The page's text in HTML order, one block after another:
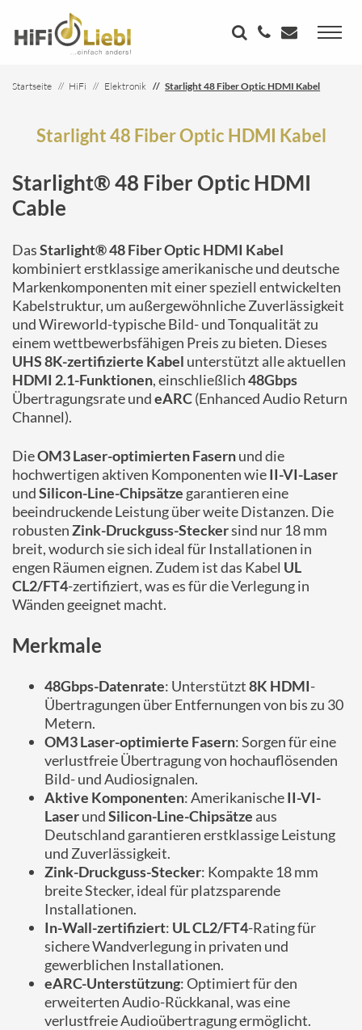
Startseite HiFi Elektronik Starlight 48 Fiber Optic HDMI Kabel
Starlight 48 Fiber Optic HDMI Kabel
Starlight® 48 Fiber Optic HDMI
Cable
DasStarlight® 48 Fiber Optic HDMI Kabel
kombiniert erstklassige amerikanische und deutsche
Markenkomponenten mit einer speziell entwickelten
Kabelstruktur, um außergewöhnliche Zuverlässigkeit
und Wireworld-typische Bild- und Tonqualität zu
einem wettbewerbsfähigen Preis zu bieten. Dieses
UHS 8K-zertifizierte Kabel unterstützt alle aktuellen
HDMI 2.1-Funktionen, einschließlich48Gbps
Übertragungsrate undeARC(Enhanced Audio Return
Channel).
DieOM3 Laser-optimierten Fasernund die
hochwertigen aktiven Komponenten wieII-VI-Laser
undSilicon-Line-Chipsätze garantieren eine
beeindruckende Leistung über weite Distanzen. Die
robustenZink-Druckguss-Steckersind nur 18 mm
breit, wodurch sie sich ideal für Installationen in
engen Räumen eignen. Zudem ist das Kabel UL
CL2/FT4-zertifiziert, was es für die Verlegung in
Wänden geeignet macht.
Merkmale
48Gbps-Datenrate: Unterstützt8K HDMI-
Übertragungen über Entfernungen von bis zu 30
Metern.
OM3 Laser-optimierte Fasern: Sorgen für eine
verlustfreie Übertragung von hochauflösenden
Bild- und Audiosignalen.
Aktive Komponenten: AmerikanischeII-VI-
LaserundSilicon-Line-Chipsätze aus
Deutschland garantieren erstklassige Leistung
und Zuverlässigkeit.
Zink-Druckguss-Stecker: Kompakte 18 mm
breite Stecker, ideal für platzsparende
Installationen.
In-Wall-zertifiziert: UL CL2/FT4-Rating für
sichere Wandverlegung in privaten und
gewerblichen Installationen.
eARC-Unterstützung: Optimiert für den
erweiterten Audio-Rückkanal, was eine
verlustfreie Audioübertragung ermöglicht.